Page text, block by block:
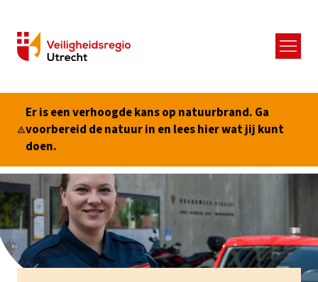
Menu
Er is een verhoogde kans op natuurbrand. Ga
voorbereid de natuur in en lees hier wat jij kunt
doen.